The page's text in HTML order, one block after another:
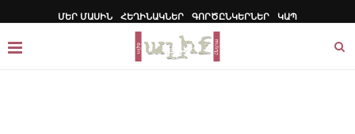
ՄԵՐ ՄԱՍԻՆ ՀԵՂԻՆԱԿՆԵՐ ԳՈՐԾԸՆԿԵՐՆԵՐ ԿԱՊ